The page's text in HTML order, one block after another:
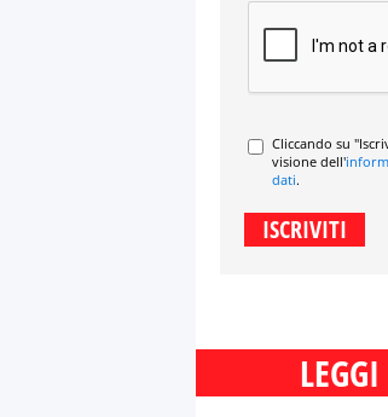
Cliccando su
visione dell'
dati.